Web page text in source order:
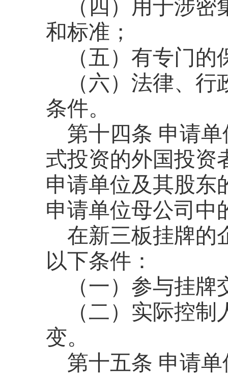
（四）用于涉
和标准；
（五）有专门
（六）法律、
条件。
第十四条 申请
式投资的外国投资
申请单位及其股东
申请单位母公司中
在新三板挂牌的
以下条件：
（一）参与挂
（二）实际控
变。
第十五条 申请